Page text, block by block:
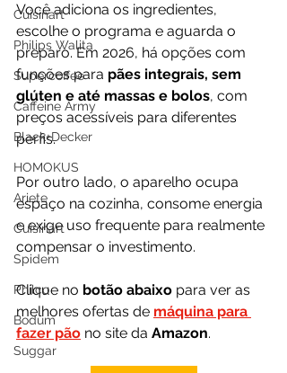
Cuisinart
Philips Walita
Supercoffee
Caffeine Army
Black+Decker
HOMOKUS
Ariete
Cuisinart
Spidem
Philco
Bodum
Suggar
Você adiciona os ingredientes,
escolhe o programa e aguarda o
preparo. Em 2026, há opções com
funções para pães integrais, sem
glúten e até massas e bolos, com
preços acessíveis para diferentes
perfis.
Por outro lado, o aparelho ocupa
espaço na cozinha, consome energia
e exige uso frequente para realmente
compensar o investimento.
Clique no botão abaixo para ver as
melhores ofertas de máquina para
fazer pão no site da Amazon.